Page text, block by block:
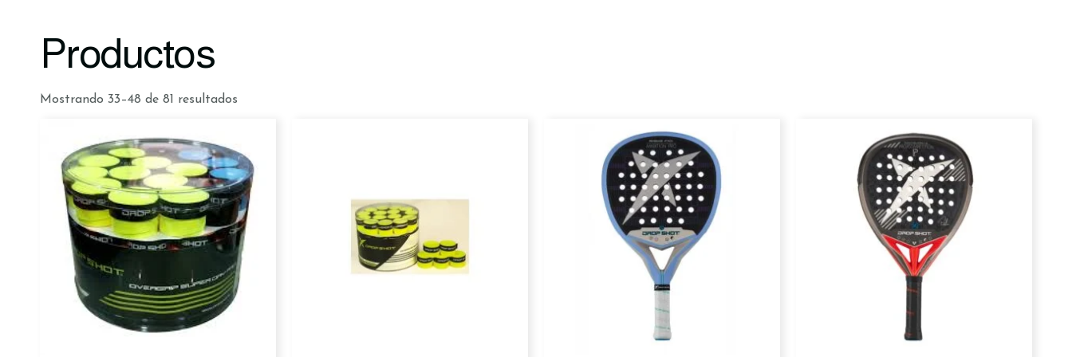
Productos
Mostrando 33–48 de 81 resultados